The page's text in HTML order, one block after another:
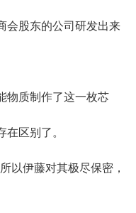
会股东的公司研发出来
质制作了这一枚芯
区别了。
伊藤对其极尽保密，